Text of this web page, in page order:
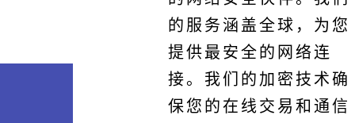
的服务涵盖全球，为您
提供最安全的网络连
接。我们的加密技术确
保您的在线交易和通信